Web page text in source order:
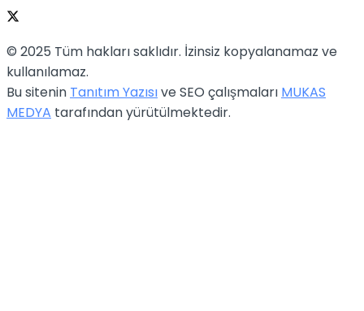
© 2025 Tüm hakları saklıdır. İzinsiz kopyalanamaz ve
kullanılamaz.
Bu sitenin Tanıtım Yazısıve SEO çalışmaları MUKAS
MEDYA tarafından yürütülmektedir.